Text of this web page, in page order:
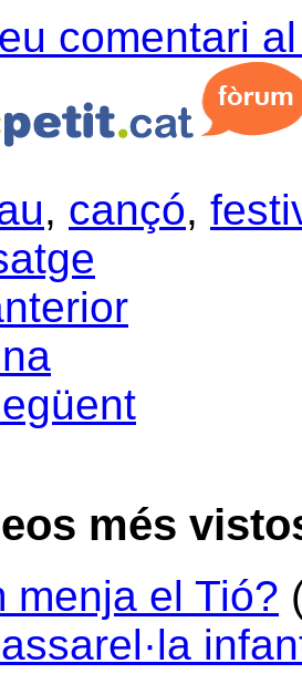
comentari
, cançó,
més
menja el Tió?